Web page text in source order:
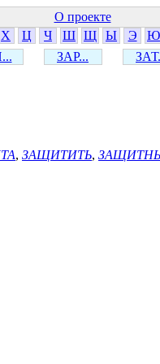
О проекте
Х Ц Ч Ш Щ Ы Э Ю
ЗАР...
, ЗАЩИТИТЬ,